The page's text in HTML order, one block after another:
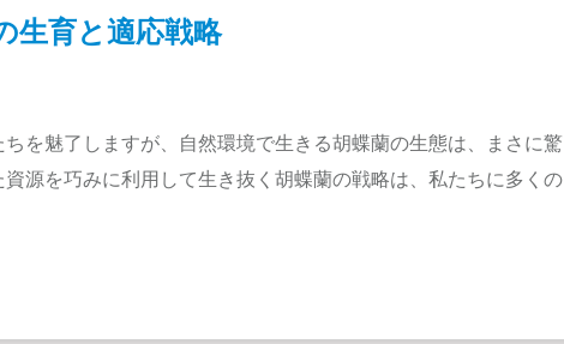
生育と適応戦略
を魅了しますが、自然環境で生きる胡蝶蘭の生態は、まさに驚
源を巧みに利用して生き抜く胡蝶蘭の戦略は、私たちに多くの